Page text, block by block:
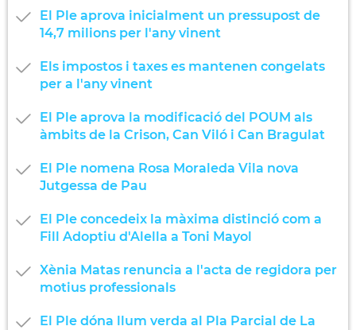
El Ple aprova inicialment un pressupost de
14,7 milions per l'any vinent
Els impostos i taxes es mantenen congelats
per a l'any vinent
El Ple aprova la modificació del POUM als
àmbits de la Crison, Can Viló i Can Bragulat
El Ple nomena Rosa Moraleda Vila nova
Jutgessa de Pau
El Ple concedeix la màxima distinció com a
Fill Adoptiu d'Alella a Toni Mayol
Xènia Matas renuncia a l'acta de regidora per
motius professionals
El Ple dóna llum verda al Pla Parcial de La